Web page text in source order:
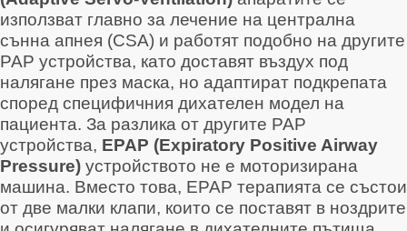
използват главно за лечение на централна
сънна апнея (CSA) и работят подобно на другите
PAP устройства, като доставят въздух под
налягане през маска, но адаптират подкрепата
според специфичния дихателен модел на
пациента. За разлика от другите PAP
устройства, EPAP (Expiratory Positive Airway
Pressure) устройството не е моторизирана
машина. Вместо това, EPAP терапията се състои
от две малки клапи, които се поставят в ноздрите